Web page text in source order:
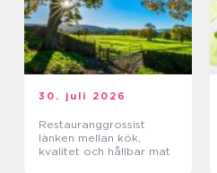
30. juli 2026
Restauranggrossist
länken mellan kök,
kvalitet och hållbar mat